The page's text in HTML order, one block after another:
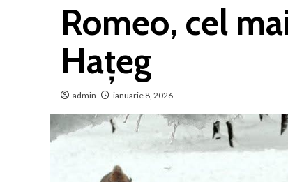
Romeo, cel
Hațeg
admin ianuarie 8, 2026